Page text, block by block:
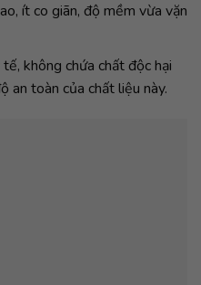
ít co giãn, độ mềm vừa vặn
không chứa chất độc hại
an toàn của chất liệu này.